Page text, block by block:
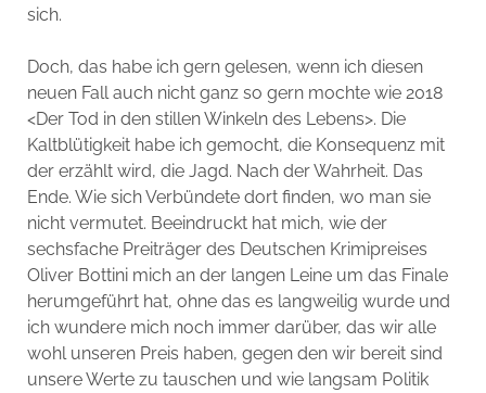
sich.
Doch, das habe ich gern gelesen, wenn ich diesen
neuen Fall auch nicht ganz so gern mochte wie 2018
<Der Tod in den stillen Winkeln des Lebens>. Die
Kaltblütigkeit habe ich gemocht, die Konsequenz mit
der erzählt wird, die Jagd. Nach der Wahrheit. Das
Ende. Wie sich Verbündete dort finden, wo man sie
nicht vermutet. Beeindruckt hat mich, wie der
sechsfache Preiträger des Deutschen Krimipreises
Oliver Bottini mich an der langen Leine um das Finale
herumgeführt hat, ohne das es langweilig wurde und
ich wundere mich noch immer darüber, das wir alle
wohl unseren Preis haben, gegen den wir bereit sind
unsere Werte zu tauschen und wie langsam Politik